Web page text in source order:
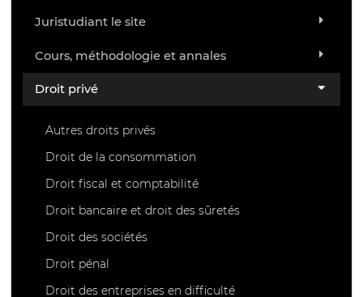
Juristudiant le site
Cours, méthodologie et annales
Droit privé
Autres droits privés
Droit de la consommation
Droit fiscal et comptabilité
Droit bancaire et droit des sûretés
Droit des sociétés
Droit pénal
Droit des entreprises en difficulté